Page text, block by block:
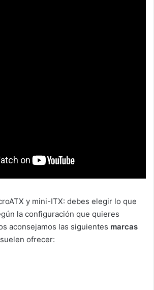
y mini-ITX: debes elegir lo que
la configuración que quieres
aconsejamos las siguientes marcas
ofrecer: